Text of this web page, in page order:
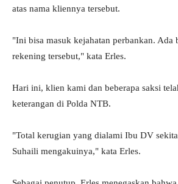
atas nama kliennya tersebut.
"Ini bisa masuk kejahatan perbankan. Ada
rekening tersebut," kata Erles.
Hari ini, klien kami dan beberapa saksi
keterangan di Polda NTB.
"Total kerugian yang dialami Ibu DV
Suhaili mengakuinya," kata Erles.